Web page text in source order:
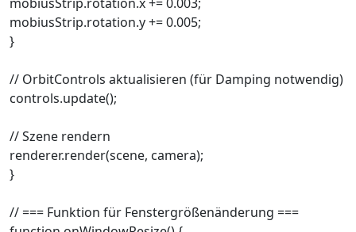
mobiusStrip.rotation.y += 0.005;
}
// OrbitControls aktualisieren (für Damping notwendig)
controls.update();
// Szene rendern
renderer.render(scene, camera);
}
// === Funktion für Fenstergrößenänderung ===